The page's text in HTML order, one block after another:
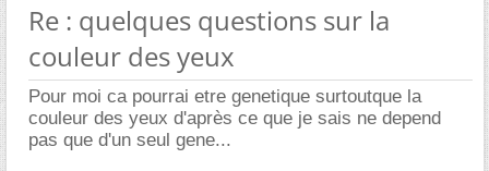
Re : quelques questions sur la
couleur des yeux
Pour moi ca pourrai etre genetique surtoutque la
couleur des yeux d'après ce que je sais ne depend
pas que d'un seul gene...